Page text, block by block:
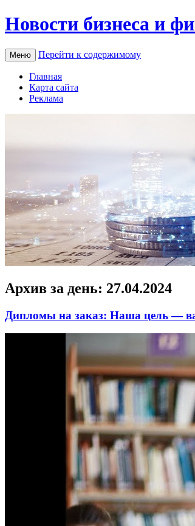
Новости бизнеса и
Меню Перейти к содержимому
Главная
Карта сайта
Реклама
Архив за день: 27.04.2024
Дипломы на заказ: Наша цель —